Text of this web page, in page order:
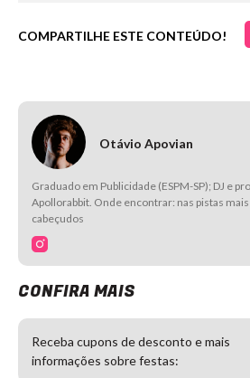
COMPARTILHE ESTE CONTEÚDO!
Otávio Apovian
Graduado em Publicidade (ESPM-SP); DJ e
Apollorabbit. Onde encontrar: nas pistas
cabeçudos
CONFIRA MAIS
Receba cupons de desconto e mais
informações sobre festas: